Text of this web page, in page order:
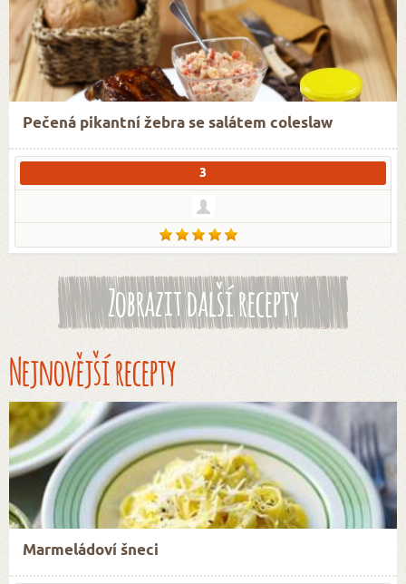
Pečená pikantní žebra se salátem coleslaw
3
Zobrazit další recepty
Nejnovější recepty
Marmeládoví šneci